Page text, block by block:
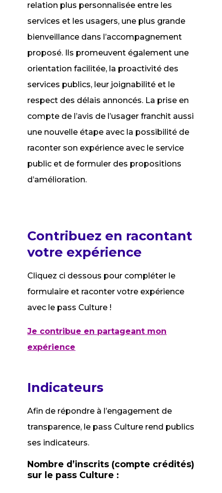
relation plus personnalisée entre les
services et les usagers, une plus grande
bienveillance dans l’accompagnement
proposé. Ils promeuvent également une
orientation facilitée, la proactivité des
services publics, leur joignabilité et le
respect des délais annoncés. La prise en
compte de l’avis de l’usager franchit aussi
une nouvelle étape avec la possibilité de
raconter son expérience avec le service
public et de formuler des propositions
d’amélioration.
Contribuez en racontant
votre expérience
Cliquez ci dessous pour compléter le
formulaire et raconter votre expérience
avec le pass Culture !
Je contribue en partageant mon
expérience
Indicateurs
Afin de répondre à l’engagement de
transparence, le pass Culture rend publics
ses indicateurs.
Nombre d’inscrits (compte crédités)
sur le pass Culture :